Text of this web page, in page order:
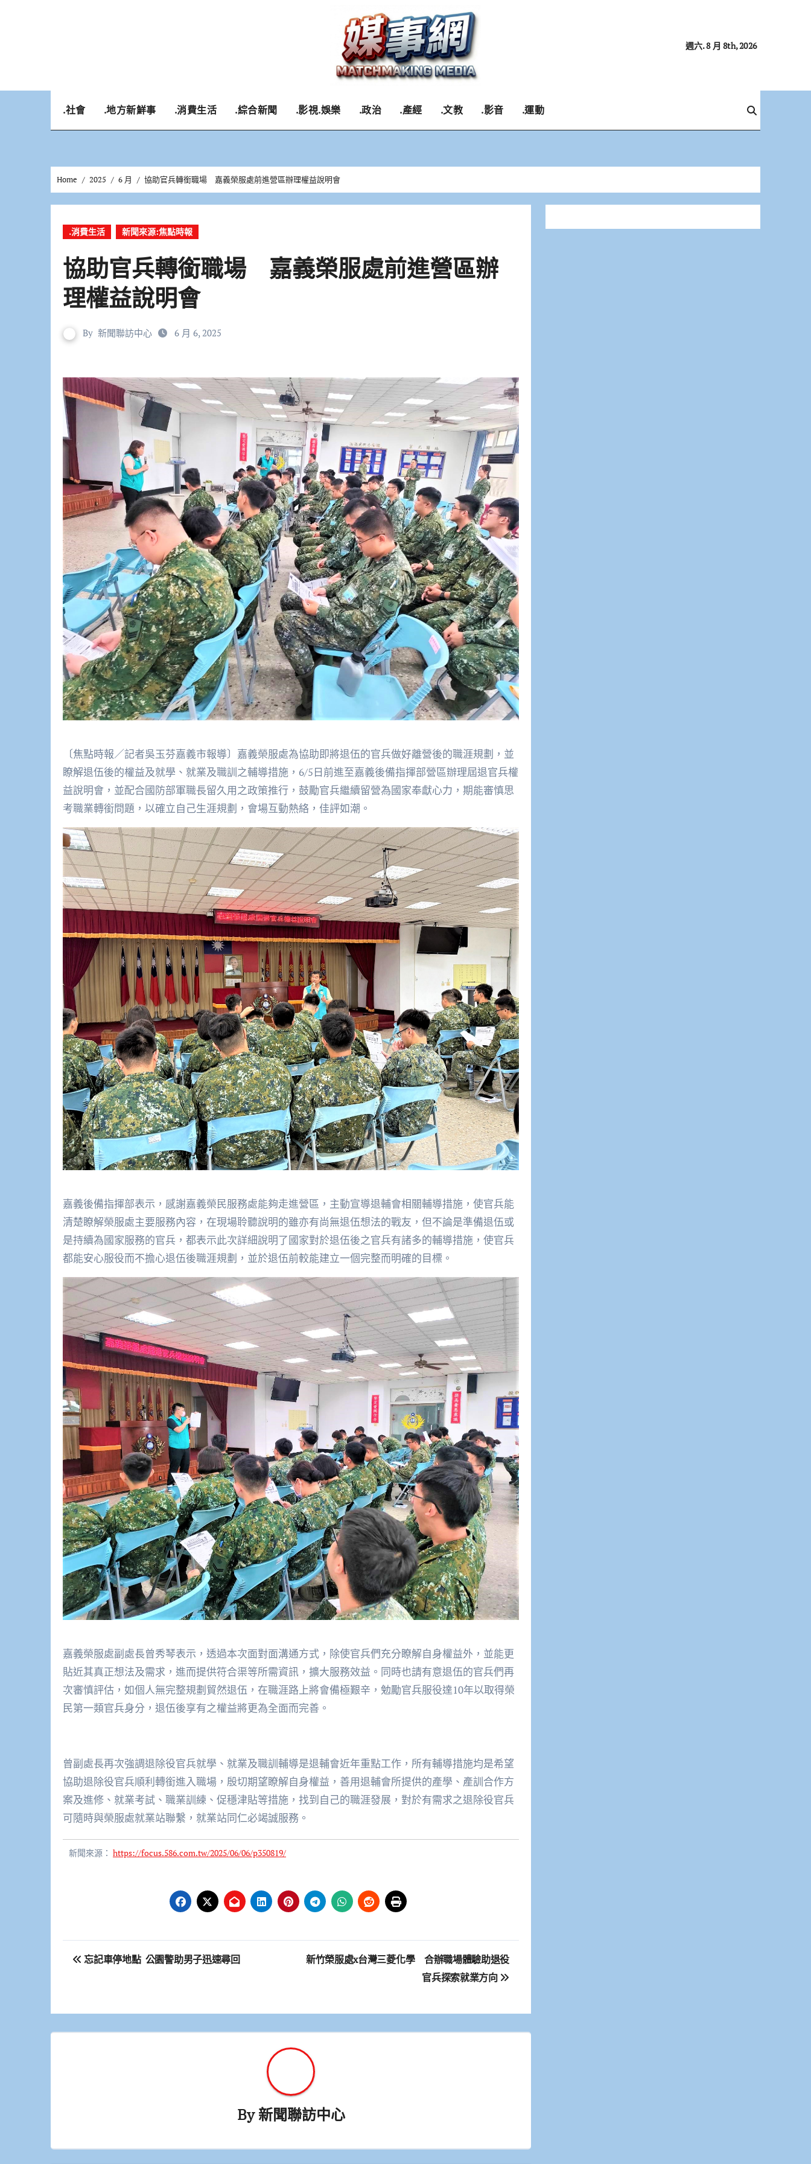
週六. 8 月 8th, 2026
.社會 .地方新鮮事 .消費生活 .綜合新聞 .影視.娛樂 .政治 .產經 .文教 .影音 .運動
Home 2025 6 月 協助官兵轉銜職場 嘉義榮服處前進營區辦理權益說明會
.消費生活 新聞來源:焦點時報
協助官兵轉銜職場 嘉義榮服處前進營區辦
理權益說明會
By 新聞聯訪中心 6 月 6, 2025
〔焦點時報／記者吳玉芬嘉義市報導〕嘉義榮服處為協助即將退伍的官兵做好離營後的職涯規劃，並
瞭解退伍後的權益及就學、就業及職訓之輔導措施，6/5日前進至嘉義後備指揮部營區辦理屆退官兵權
益說明會，並配合國防部軍職長留久用之政策推行，鼓勵官兵繼續留營為國家奉獻心力，期能審慎思
考職業轉銜問題，以確立自己生涯規劃，會場互動熱絡，佳評如潮。
嘉義後備指揮部表示，感謝嘉義榮民服務處能夠走進營區，主動宣導退輔會相關輔導措施，使官兵能
清楚瞭解榮服處主要服務內容，在現場聆聽說明的雖亦有尚無退伍想法的戰友，但不論是準備退伍或
是持續為國家服務的官兵，都表示此次詳細說明了國家對於退伍後之官兵有諸多的輔導措施，使官兵
都能安心服役而不擔心退伍後職涯規劃，並於退伍前較能建立一個完整而明確的目標。
嘉義榮服處副處長曾秀琴表示，透過本次面對面溝通方式，除使官兵們充分瞭解自身權益外，並能更
貼近其真正想法及需求，進而提供符合渠等所需資訊，擴大服務效益。同時也請有意退伍的官兵們再
次審慎評估，如個人無完整規劃貿然退伍，在職涯路上將會備極艱辛，勉勵官兵服役達10年以取得榮
民第一類官兵身分，退伍後享有之權益將更為全面而完善。
曾副處長再次強調退除役官兵就學、就業及職訓輔導是退輔會近年重點工作，所有輔導措施均是希望
協助退除役官兵順利轉銜進入職場，殷切期望瞭解自身權益，善用退輔會所提供的產學、產訓合作方
案及進修、就業考試、職業訓練、促穩津貼等措施，找到自己的職涯發展，對於有需求之退除役官兵
可隨時與榮服處就業站聯繫，就業站同仁必竭誠服務。
新聞來源： https://focus.586.com.tw/2025/06/06/p350819/
文
覽
忘記車停地點 公園警助男子迅速尋回
新竹榮服處x台灣三菱化學 合辦職場體驗助退役
官兵探索就業方向
By新聞聯訪中心